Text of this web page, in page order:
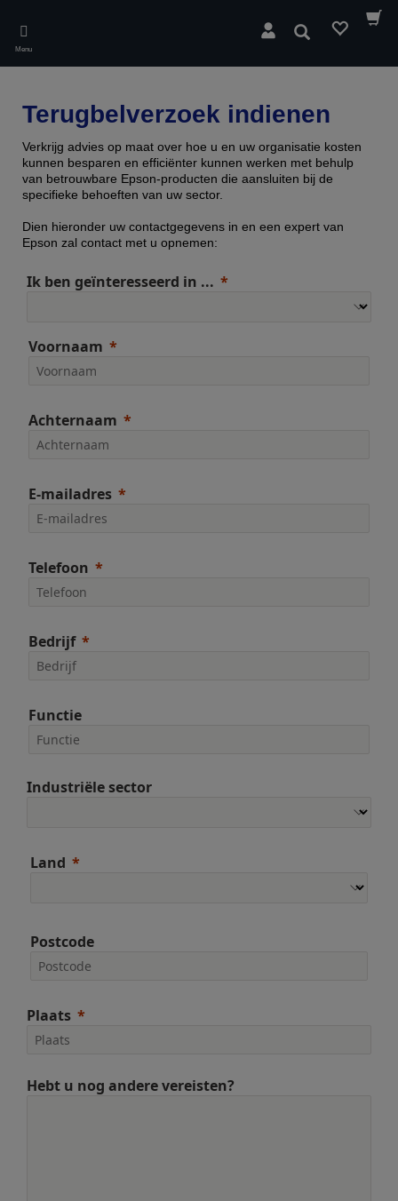
main
content
Menu
Zoeken
Terugbelverzoek indienen
Verkrijg advies op maat over hoe u en uw organisatie kosten
kunnen besparen en efficiënter kunnen werken met behulp
van betrouwbare Epson-producten die aansluiten bij de
specifieke behoeften van uw sector.
Dien hieronder uw contactgegevens in en een expert van
Epson zal contact met u opnemen:
Ik ben geïnteresseerd in ...
Voornaam
Achternaam
E-mailadres
Telefoon
Bedrijf
Functie
Industriële sector
Land
Postcode
Plaats
Hebt u nog andere vereisten?